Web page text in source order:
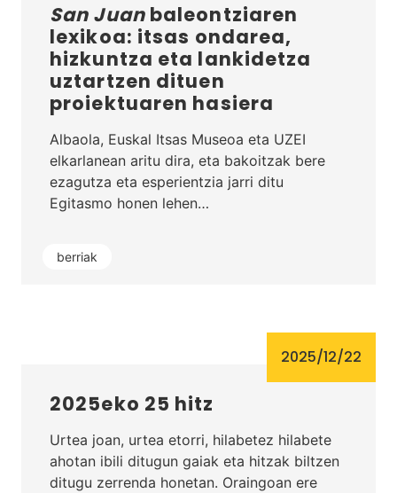
berriak
San Juanbaleontziaren
lexikoa: itsas ondarea,
hizkuntza eta lankidetza
uztartzen dituen
proiektuaren hasiera
Albaola, Euskal Itsas Museoa eta UZEI
elkarlanean aritu dira, eta bakoitzak bere
ezagutza eta esperientzia jarri ditu
Egitasmo honen lehen…
2025/12/22
2025eko 25 hitz
Urtea joan, urtea etorri, hilabetez hilabete
ahotan ibili ditugun gaiak eta hitzak biltzen
ditugu zerrenda honetan. Oraingoan ere